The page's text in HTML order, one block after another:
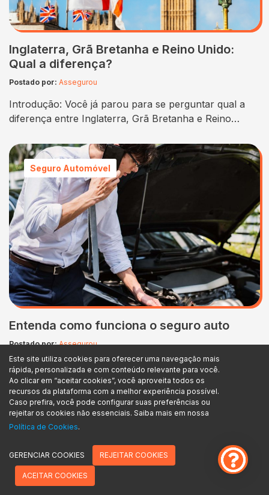
Inglaterra, Grã Bretanha e Reino Unido:
Qual a diferença?
Postado por: Assegurou
Introdução: Você já parou para se perguntar qual a
diferença entre Inglaterra, Grã Bretanha e Reino
mas cada um deles tem um significado específico e
representa uma realidade geográfica e política distinta.
Neste artigo, vamos explorar essas diferenças e
entender porque esses termos podem ser
confundidos. Então, se você…
Seguro Automóvel
Entenda como funciona o seguro auto
Postado por:Assegurou
Você que tem um carro, precisa entender como
funciona o seguro auto, pois é uma despesa que
precisa constar no seu orçamento. Apesar de não ser
obrigatório como um imposto, é essencial contar com
essa proteção, ainda mais atualmente, que os índices
ainda se o…
Cadastre-se e receba nossas
novidades!
Este site utiliza cookies para oferecer uma navegação mais
rápida, personalizada e com conteúdo relevante para você.
Ao clicar em “aceitar cookies”, você aproveita todos os
recursos da plataforma com a melhor experiência possível.
Caso prefira, você pode configurar suas preferências ou
rejeitar os cookies não essenciais. Saiba mais em nossa
Política de Cookies.
GERENCIAR COOKIES REJEITAR COOKIES
ACEITAR COOKIES